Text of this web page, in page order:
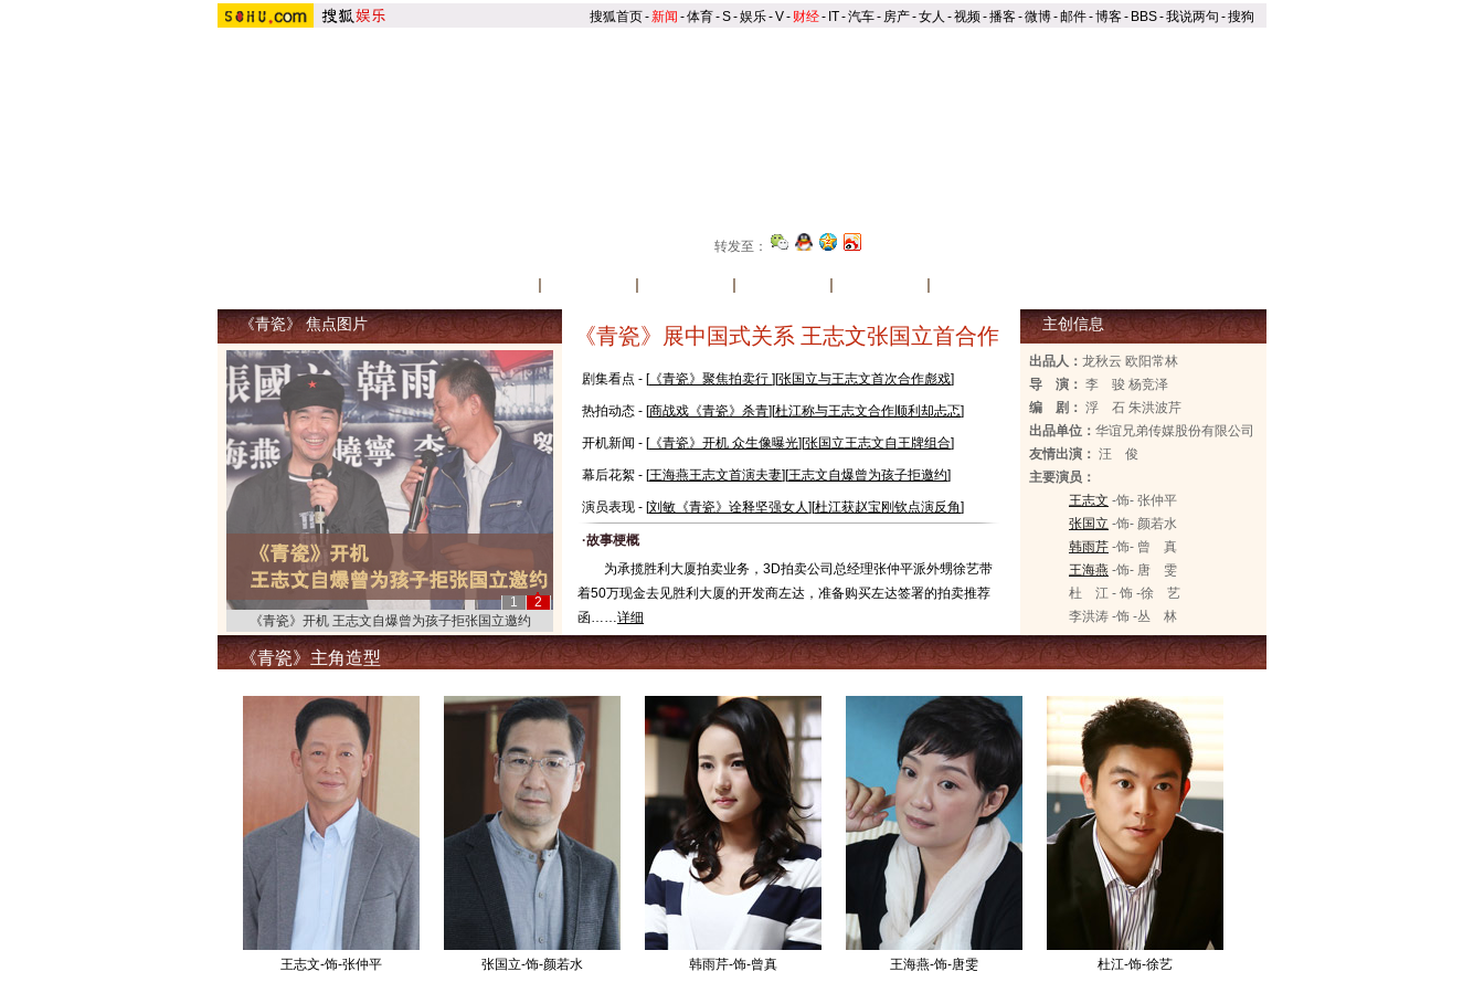
搜狐首页-新闻 -体育-S-娱乐-V- 财经- IT-汽车- 房产-女人 -视频-播客-微博-邮件-博客- BBS-我说两句 -搜狗
转发至：
| | | | |
《青瓷》 焦点图片
1
2
《青瓷》开机 王志文自爆曾为孩子拒张国立邀约
《青瓷》展中国式关系 王志文张国立首合作
剧集看点 - [《青瓷》聚焦拍卖行 ][张国立与王志文首次合作彪戏]
热拍动态 - [商战戏《青瓷》杀青][杜江称与王志文合作顺利却忐忑]
开机新闻 - [《青瓷》开机 众生像曝光][张国立王志文自王牌组合]
幕后花絮 - [王海燕王志文首演夫妻][王志文自爆曾为孩子拒邀约]
演员表现 - [刘敏《青瓷》诠释坚强女人][杜江获赵宝刚钦点演反角]
·故事梗概
为承揽胜利大厦拍卖业务，3D拍卖公司总经理张仲平派外甥徐艺带
着50万现金去见胜利大厦的开发商左达，准备购买左达签署的拍卖推荐
函……详细
主创信息
出品人： 龙秋云 欧阳常林
导 演： 李 骏 杨竞泽
编 剧： 浮 石 朱洪波芹
出品单位： 华谊兄弟传媒股份有限公司
友情出演： 汪 俊
主要演员：
王志文 -饰- 张仲平
张国立 -饰- 颜若水
韩雨芹 -饰- 曾 真
王海燕 -饰- 唐 雯
杜 江 - 饰 -徐 艺
李洪涛 -饰 -丛 林
《青瓷》主角造型
王志文-饰-张仲平 张国立-饰-颜若水 韩雨芹-饰-曾真 王海燕-饰-唐雯 杜江-饰-徐艺